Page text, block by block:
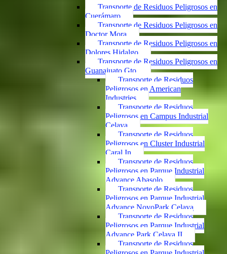
Transporte de Residuos Peligrosos en
Cuerámaro
Transporte de Residuos Peligrosos en
Doctor Mora
Transporte de Residuos Peligrosos en
Dolores Hidalgo
Transporte de Residuos Peligrosos en
Guanajuato Gto.
Transporte de Residuos
Peligrosos en American
Industries
Transporte de Residuos
Peligrosos en Campus Industrial
Celaya
Transporte de Residuos
Peligrosos en Cluster Industrial
Caral In
Transporte de Residuos
Peligrosos en Parque Industrial
Advance Abasolo
Transporte de Residuos
Peligrosos en Parque Industrial
Advance NovoPark Celaya
Transporte de Residuos
Peligrosos en Parque Industrial
Advance Park Celaya II
Transporte de Residuos